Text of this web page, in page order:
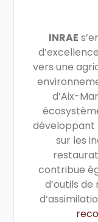
INRAE
vers une
d’Aix-
développant
sur les
contribue
d’outils